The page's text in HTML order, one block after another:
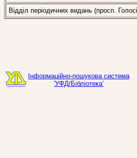
Відділ періодичних видань (просп.
Інформаційно-пошукова система
'УФД/Бібліотека'